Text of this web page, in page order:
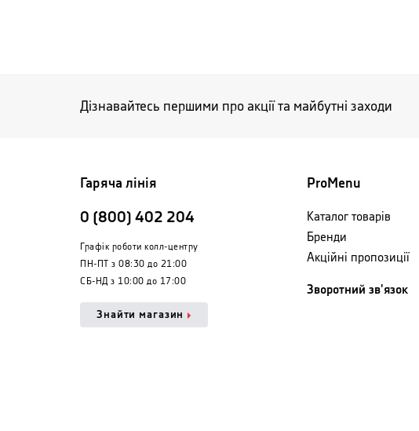
Дізнавайтесь першими про акції та майбутні заходи
Гаряча лінія
0 (800) 402 204
Графік роботи колл-центру
ПН-ПТ з 08:30 до 21:00
СБ-НД з 10:00 до 17:00
Знайти магазин
ProMenu
Каталог товарів
Бренди
Акційні пропозиції
Зворотний зв'язок